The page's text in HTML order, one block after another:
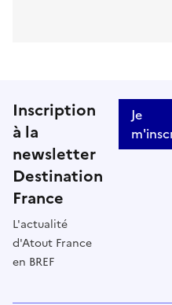
Inscription
à la
newsletter
Destination
France
L'actualité
d'Atout France
en BREF
Je